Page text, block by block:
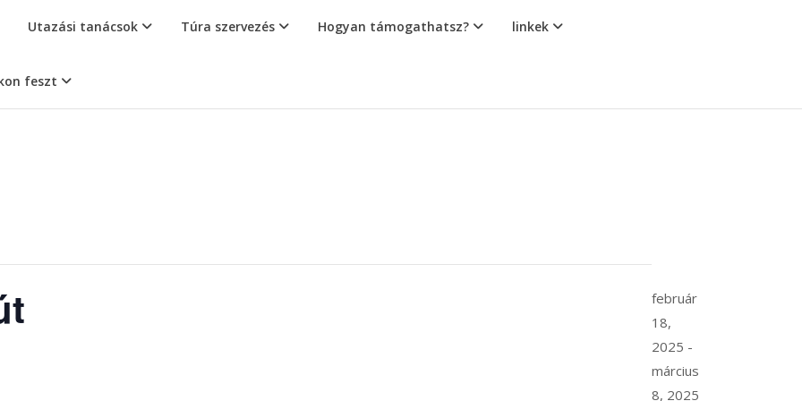
Utazási tanácsok Túra szervezés Hogyan támogathatsz? linkek
feszt
február
18,
2025 -
március
8, 2025